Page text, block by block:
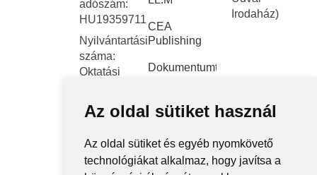
Az oldal sütiket használ
Az oldal sütiket és egyéb nyomkövető
technológiákat alkalmaz, hogy javítsa a
adószám:
HU19359711
Nyilvántartási
száma:
Oktatási
FNYF/419-
4/2023
Székhely:
1122
Budapest,
CEA
Publishing
Dokumentumtár
Közérdekű
Közadatkereső
rendszer
Irodaház)